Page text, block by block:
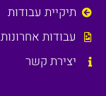
תיקיית עבודות
עבודות אחרונות
יצירת קשר